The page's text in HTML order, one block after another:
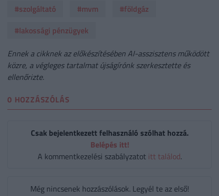
#szolgáltató
#mvm
#földgáz
#lakossági pénzügyek
Ennek a cikknek az előkészítésében AI-asszisztens működött
közre, a végleges tartalmat újságírónk szerkesztette és
ellenőrizte.
0 HOZZÁSZÓLÁS
Csak bejelentkezett felhasználó szólhat hozzá.
Belépés itt!
A kommentkezelési szabályzatot itt találod.
Még nincsenek hozzászólások. Legyél te az első!